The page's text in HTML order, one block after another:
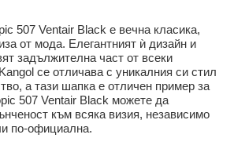
507 Ventair Black е вечна класика,
от мода. Елегантният ѝ дизайн и
задължителна част от всеки
се отличава с уникалния си стил
а тази шапка е отличен пример за
507 Ventair Black можете да
към всяка визия, независимо
по-официална.